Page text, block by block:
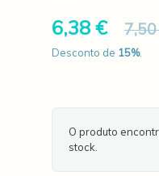
6,38 €
Desconto de 15%.
O produto
stock.